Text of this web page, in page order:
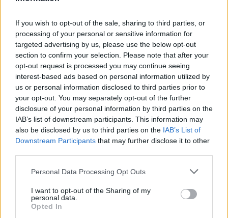
If you wish to opt-out of the sale, sharing to third parties, or
processing of your personal or sensitive information for
targeted advertising by us, please use the below opt-out
section to confirm your selection. Please note that after your
opt-out request is processed you may continue seeing
interest-based ads based on personal information utilized by
us or personal information disclosed to third parties prior to
your opt-out. You may separately opt-out of the further
disclosure of your personal information by third parties on the
IAB’s list of downstream participants. This information may
also be disclosed by us to third parties on the IAB’s List of
Downstream Participants that may further disclose it to other
Personal Data Processing Opt Outs
I want to opt-out of the Sharing of my
personal data.
Opted In
19.11.2024